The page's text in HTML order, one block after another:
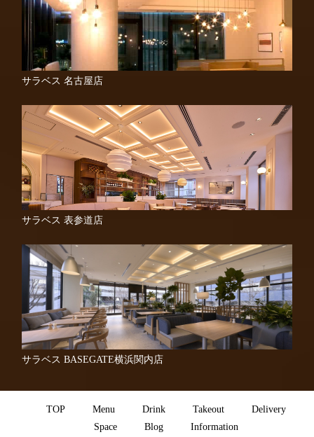
サラベス 名古屋店
サラベス 表参道店
サラベス BASEGATE横浜関内店
TOP Menu Drink Takeout
Delivery
Space
Blog Information